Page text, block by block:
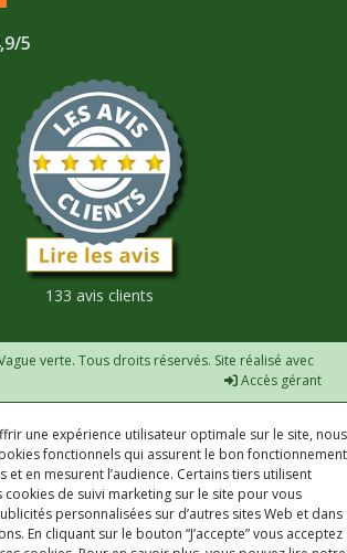
5
133 avis clients
verte. Tous droits réservés. Site réalisé avec
Accès gérant
une expérience utilisateur optimale sur le site, nous
fonctionnels qui assurent le bon fonctionnement
et en mesurent l’audience. Certains tiers utilisent
cookies de suivi marketing sur le site pour vous
personnalisées sur d’autres sites Web et dans
En cliquant sur le bouton “J’accepte” vous acceptez